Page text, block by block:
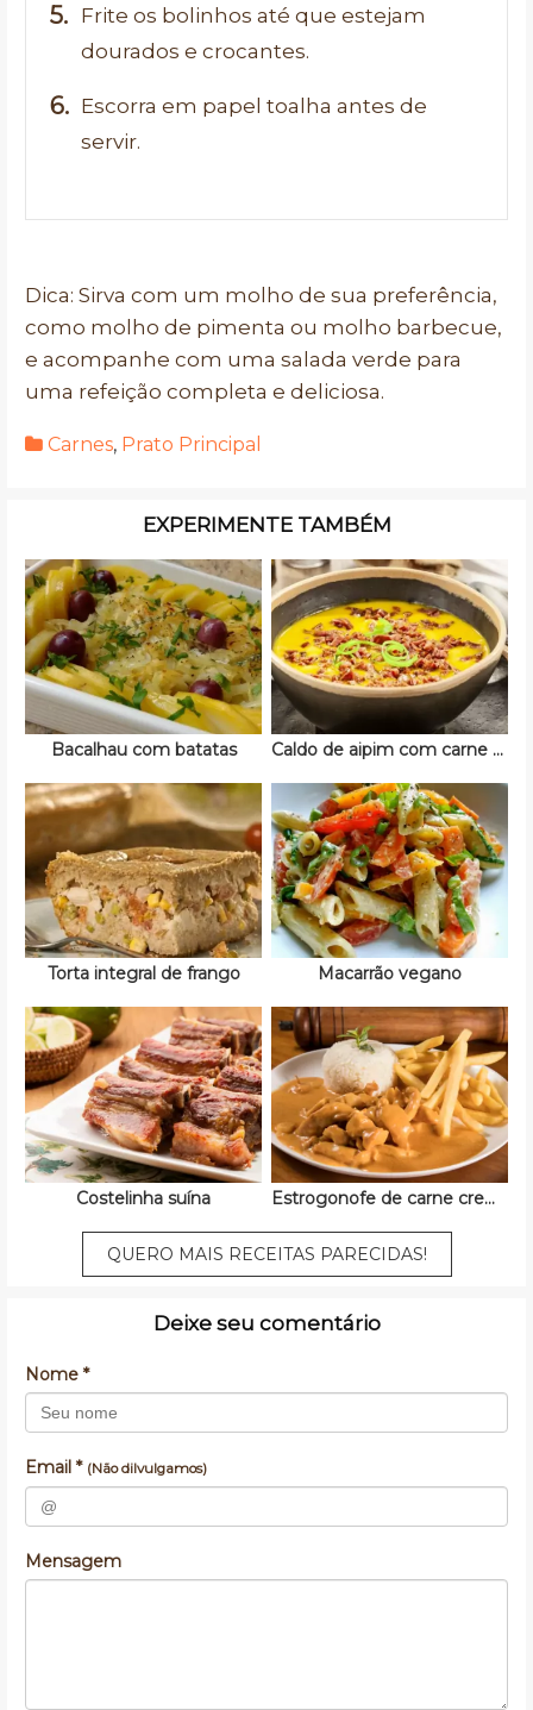
Frite os bolinhos até que estejam
dourados e crocantes.
Escorra em papel toalha antes de
servir.
Dica: Sirva com um molho de sua preferência,
como molho de pimenta ou molho barbecue,
e acompanhe com uma salada verde para
uma refeição completa e deliciosa.
Carnes, Prato Principal
EXPERIMENTE TAMBÉM
Bacalhau com batatas Caldo de aipim com carne moída
Torta integral de frango Macarrão vegano
Costelinha suína Estrogonofe de carne cremoso
QUERO MAIS RECEITAS PARECIDAS!
Deixe seu comentário
Nome *
Email * (Não dilvulgamos)
Mensagem